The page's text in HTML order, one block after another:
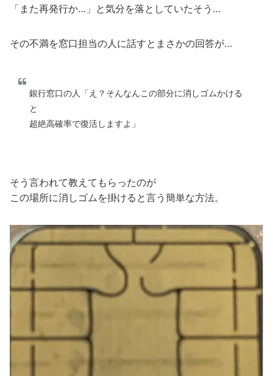
「また再発行か…」と気分を落としていたそう…
その不満を窓口担当の人に話すとまさかの回答が…
銀行窓口の人「え？そんなんこの部分に消しゴムかける
と
超絶高確率で復活しますよ」
そう言われて教えてもらったのが
この場所に消しゴムを掛けると言う簡単な方法。